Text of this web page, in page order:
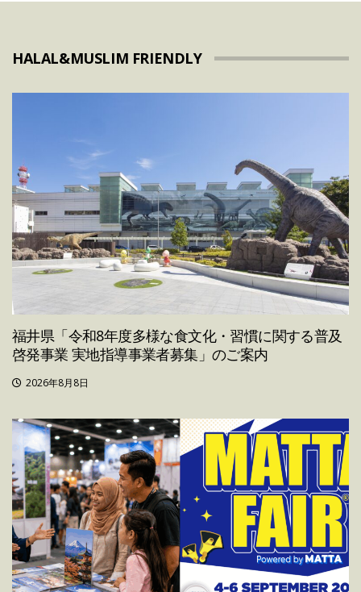
HALAL&MUSLIM FRIENDLY
福井県「令和8年度多様な食文化・習慣に関する普及
啓発事業 実地指導事業者募集」のご案内
2026年8月8日